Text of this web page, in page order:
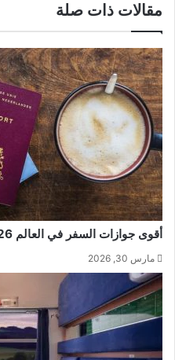
مقالات ذات صلة
أقوى جوازات السفر في العالم 2026
مارس 30, 2026